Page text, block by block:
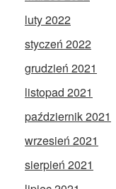
luty 2022
styczeń 2022
grudzień 2021
listopad 2021
październik 2021
wrzesień 2021
sierpień 2021